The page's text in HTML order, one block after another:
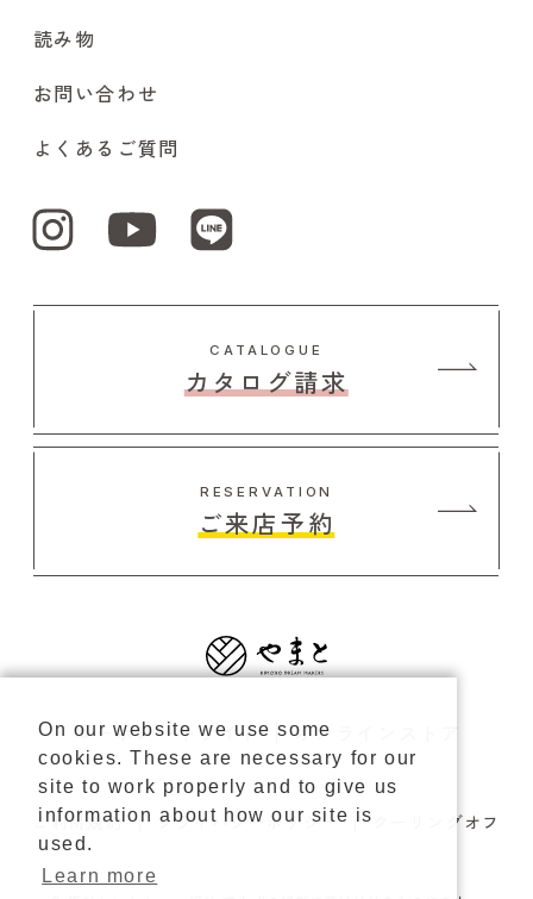
読み物
お問い合わせ
よくあるご質問
CATALOGUE
カタログ請求
RESERVATION
ご来店予約
コーポレートサイト オンラインストア
ご利用規約 プライバシーポリシー クーリングオフ
On our website we use some
cookies. These are necessary for our
site to work properly and to give us
information about how our site is
used.
Learn more